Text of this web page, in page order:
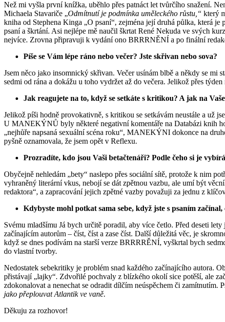
Než mi vyšla první knížka, uběhlo přes patnáct let tvůrčího snažení.
Michaela Stavariče „Odmítnutí je podmínka uměleckého růstu,“ který
kniha od Stephena Kinga „O psaní“, zejména její druhá půlka, která je
psaní a škrtání. Asi nejlépe mě naučil škrtat René Nekuda ve svých
nejvíce. Zrovna připravuji k vydání ono BRRRNĚNÍ a po finální
Píše se Vám lépe ráno nebo večer? Jste skřivan nebo sova?
Jsem něco jako insomnický skřivan. Večer usínám blbě a někdy se mi
sedmi od rána a dokážu u toho vydržet až do večera. Jelikož přes
Jak reagujete na to, když se setkáte s kritikou? A jak na
Jelikož píši hodně provokativně, s kritikou se setkávám neustále a už
U MANEKÝNŮ byly některé negativní komentáře na Databázi knih
„nejhůře napsaná sexuální scéna roku“, MANEKÝNI dokonce na
pyšně oznamovala, že jsem opět v Reflexu.
Prozradíte, kdo jsou Vaši betačtenáři? Podle čeho si je
Obyčejně nehledám „bety“ naslepo přes sociální sítě, protože k nim
vyhraněný literární vkus, nebojí se dát zpětnou vazbu, ale umí být
redaktora“, a zapracování jejich zpětné vazby považuji za jednu z
Kdybyste mohl potkat sama sebe, když jste s psaním
Svému mladšímu Já bych určitě poradil, aby více četlo. Před deseti
začínajícím autorům – číst, číst a zase číst. Další důležitá věc, je
když se dnes podívám na starší verze BRRRRĚNÍ, vyškrtal bych
do vlastní tvorby.
Nedostatek sebekritiky je problém snad každého začínajícího autora.
přistávají „lajky“. Zdvořilé pochvaly z blízkého okolí sice potěší, ale
zdokonalovat a nenechat se odradit dílčím neúspěchem či zamítnutím.
jako přeplouvat Atlantik ve vaně.
Děkuju za rozhovor!